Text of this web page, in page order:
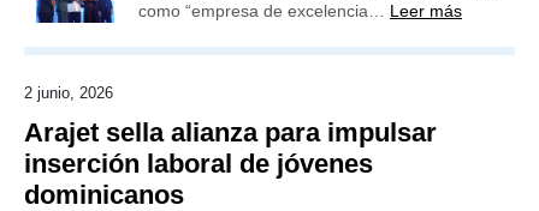
como “empresa de excelencia… Leer más
2 junio, 2026
Arajet sella alianza para impulsar
inserción laboral de jóvenes
dominicanos